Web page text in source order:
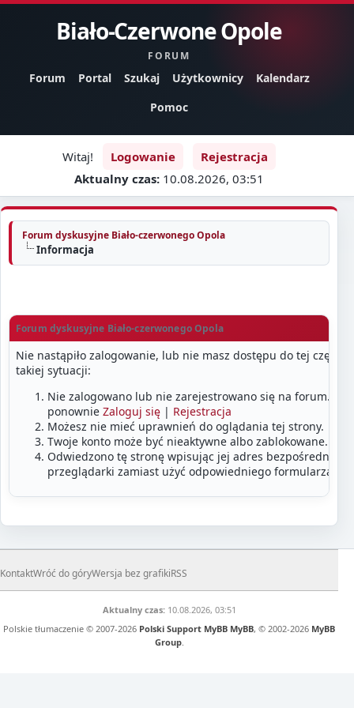
Biało-Czerwone Opole
FORUM
Forum Portal Szukaj Użytkownicy
Kalendarz
Pomoc
Witaj! Logowanie
Rejestracja
Aktualny czas: 10.08.2026, 03:51
Forum dyskusyjne Biało-czerwonego Opola
Informacja
Forum dyskusyjne Biało-czerwonego Opola
Nie nastąpiło zalogowanie, lub nie masz dostępu do tej części
takiej sytuacji:
Nie zalogowano lub nie zarejestrowano się na forum.
ponownie Zaloguj się | Rejestracja
Możesz nie mieć uprawnień do oglądania tej strony.
Twoje konto może być nieaktywne albo zablokowane.
Odwiedzono tę stronę wpisując jej adres bezpośrednio w
przeglądarki zamiast użyć odpowiedniego formularza
KontaktWróć do góryWersja bez grafikiRSS
Aktualny czas:10.08.2026, 03:51
Polskie tłumaczenie © 2007-2026 Polski Support MyBB MyBB, © 2002-2026 MyBB
Group.